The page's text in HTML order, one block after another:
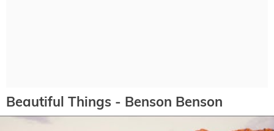
Beautiful Things - Benson Benson